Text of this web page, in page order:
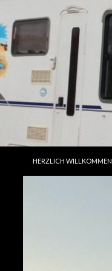
HERZLICH WILLKOMMEN